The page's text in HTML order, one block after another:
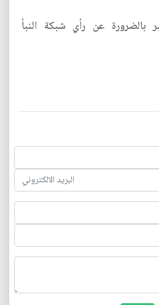
بالضرورة عن رأي شبكة النبأ